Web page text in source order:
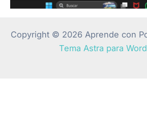
Copyright © 2026 Aprende con
Tema Astra para